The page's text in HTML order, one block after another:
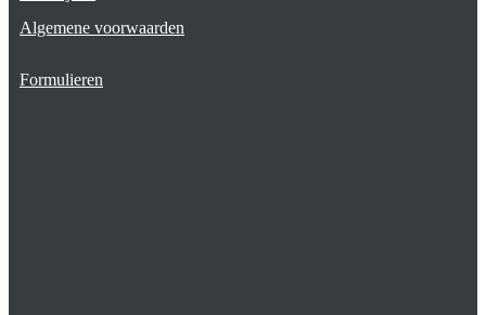
Algemene voorwaarden
Formulieren